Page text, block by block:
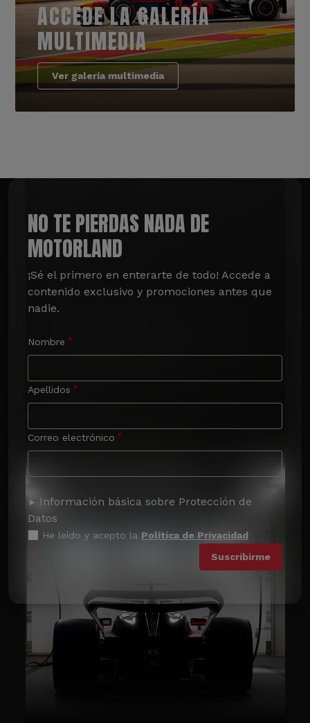
ACCEDE LA GALERÍA
MULTIMEDIA
Ver galería multimedia
NO TE PIERDAS NADA DE
MOTORLAND
¡Sé el primero en enterarte de todo! Accede a
contenido exclusivo y promociones antes que
nadie.
Nombre
Apellidos
Correo electrónico
Información básica sobre Protección de
Datos
He leído y acepto la Política de Privacidad